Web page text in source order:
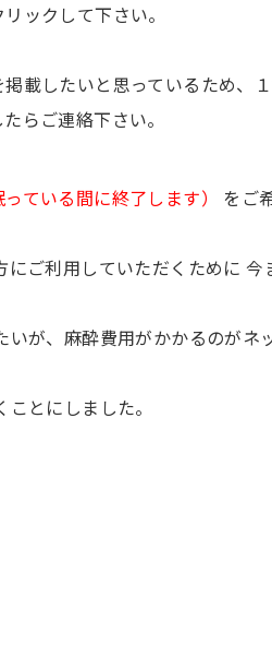
ックして下さい。
載したいと思っているため、１
らご連絡下さい。
ている間に終了します）
をご
ご利用していただくために
いが、麻酔費用がかかるのがネ
とにしました。